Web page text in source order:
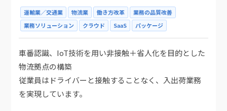
運輸業／交通業 物流業 働き方改革
業務の品質改善
業務ソリューション
クラウド SaaS パッケージ
車番認識、IoT技術を用い非接触＋省人化を目的とした
物流拠点の構築
従業員はドライバーと接触することなく、入出荷業務
を実現しています。